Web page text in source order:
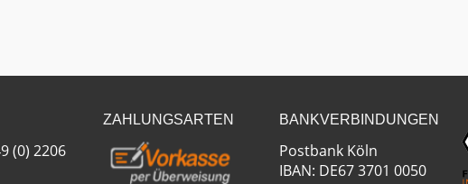
(0) 2206
ZAHLUNGSARTEN BANKVERBINDUNGEN
Postbank Köln
IBAN: DE67 3701 0050